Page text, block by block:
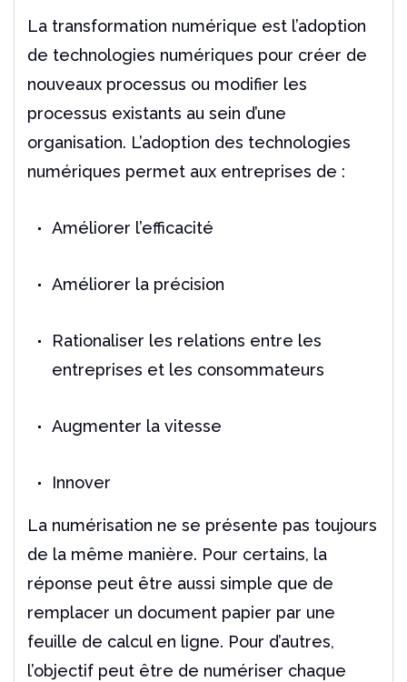
La transformation numérique est l’adoption
de technologies numériques pour créer de
nouveaux processus ou modifier les
processus existants au sein d’une
organisation. L’adoption des technologies
numériques permet aux entreprises de :
Améliorer l’efficacité
Améliorer la précision
Rationaliser les relations entre les
entreprises et les consommateurs
Augmenter la vitesse
Innover
La numérisation ne se présente pas toujours
de la même manière. Pour certains, la
réponse peut être aussi simple que de
remplacer un document papier par une
feuille de calcul en ligne. Pour d’autres,
l’objectif peut être de numériser chaque